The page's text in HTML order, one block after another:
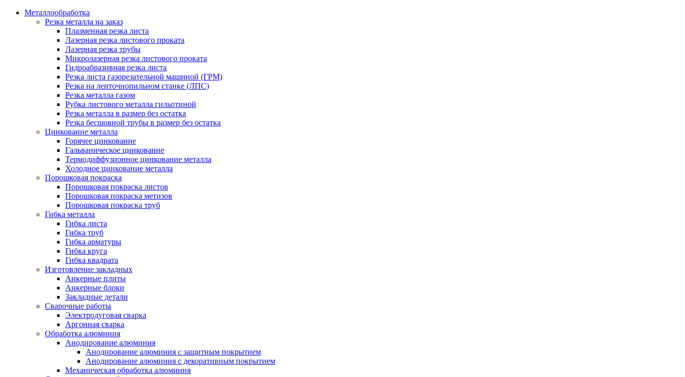
Металлообработка
Резка металла на заказ
Плазменная резка листа
Лазерная резка листового проката
Лазерная резка трубы
Микролазерная резка листового проката
Гидроабразивная резка листа
Резка листа газорезательной машиной (ГРМ)
Резка на ленточнопильном станке (ЛПС)
Резка металла газом
Рубка листового металла гильотиной
Резка металла в размер без остатка
Резка бесшовной трубы в размер без остатка
Цинкование металла
Горячее цинкование
Гальваническое цинкование
Термодиффузионное цинкование металла
Холодное цинкование металла
Порошковая покраска
Порошковая покраска листов
Порошковая покраска метизов
Порошковая покраска труб
Гибка металла
Гибка листа
Гибка труб
Гибка арматуры
Гибка круга
Гибка квадрата
Изготовление закладных
Анкерные плиты
Анкерные блоки
Закладные детали
Сварочные работы
Электродуговая сварка
Аргонная сварка
Обработка алюминия
Анодирование алюминия
Анодирование алюминия с защитным покрытием
Анодирование алюминия с декоративным покрытием
Механическая обработка алюминия